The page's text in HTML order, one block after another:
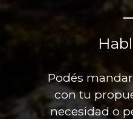
Podés
con tu
necesidad o